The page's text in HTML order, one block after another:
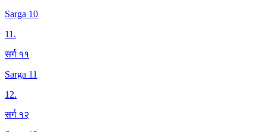
Sarga 10
11.
सर्ग ११
Sarga 11
12.
सर्ग १२